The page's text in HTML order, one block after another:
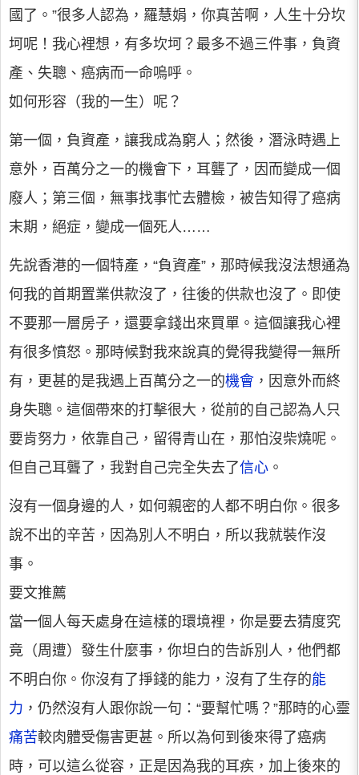
國了。”很多人認為，羅慧娟，你真苦啊，人生十分坎
坷呢！我心裡想，有多坎坷？最多不過三件事，負資
產、失聰、癌病而一命嗚呼。
如何形容（我的一生）呢？
第一個，負資產，讓我成為窮人；然後，潛泳時遇上
意外，百萬分之一的機會下，耳聾了，因而變成一個
廢人；第三個，無事找事忙去體檢，被告知得了癌病
末期，絕症，變成一個死人……
先說香港的一個特產，“負資產”，那時候我沒法想通為
何我的首期置業供款沒了，往後的供款也沒了。即使
不要那一層房子，還要拿錢出來買單。這個讓我心裡
有很多憤怒。那時候對我來說真的覺得我變得一無所
有，更甚的是我遇上百萬分之一的機會 ，因意外而終
身失聰。這個帶來的打擊很大，從前的自己認為人只
要肯努力，依靠自己，留得青山在，那怕沒柴燒呢。
但自己耳聾了，我對自己完全失去了信心 。
沒有一個身邊的人，如何親密的人都不明白你。很多
說不出的辛苦，因為別人不明白，所以我就裝作沒
事。
要文推薦
當一個人每天處身在這樣的環境裡，你是要去猜度究
竟（周遭）發生什麼事，你坦白的告訴別人，他們都
不明白你。你沒有了掙錢的能力，沒有了生存的能
力 ，仍然沒有人跟你說一句：“要幫忙嗎？”那時的心靈
痛苦較肉體受傷害更甚。所以為何到後來得了癌病
時，可以這么從容，正是因為我的耳疾，加上後來的